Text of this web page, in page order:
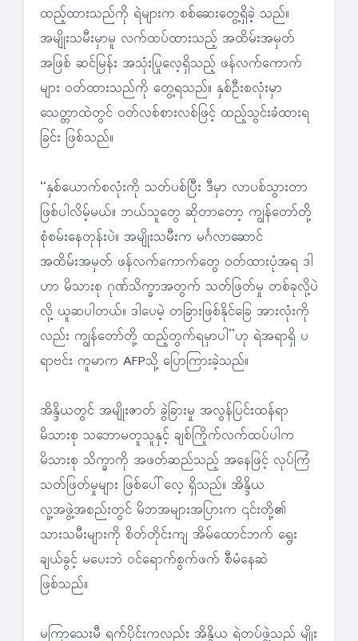
ထည့်ထားသည်ကို ရဲများက စစ်ဆေးတွေ့ရှိခဲ့ သည်။
အမျိုးသမီးမှာမူ လက်ထပ်ထားသည့် အထိမ်းအမှတ်
အဖြစ် ဆင်မြန်း အသုံးပြုလေ့ရှိသည့် ဖန်လက်ကောက်
များ ဝတ်ထားသည်ကို တွေ့ရသည်။ နှစ်ဦးစလုံးမှာ
သေတ္တာထဲတွင် ဝတ်လစ်စားလစ်ဖြင့် ထည့်သွင်းခံထားရ
ခြင်း ဖြစ်သည်။
“နှစ်ယောက်စလုံးကို သတ်ပစ်ပြီး ဒီမှာ လာပစ်သွားတာ
ဖြစ်ပါလိမ့်မယ်။ ဘယ်သူတွေ ဆိုတာတော့ ကျွန်တော်တို့
စုံစမ်းနေတုန်းပဲ။ အမျိုးသမီးက မင်္ဂလာဆောင်
အထိမ်းအမှတ် ဖန်လက်ကောက်တွေ ဝတ်ထားပုံအရ ဒါ
ဟာ မိသားစု ဂုဏ်သိက္ခာအတွက် သတ်ဖြတ်မှု တစ်ခုလို့ပဲ
လို့ ယူဆပါတယ်။ ဒါပေမဲ့ တခြားဖြစ်နိုင်ခြေ အားလုံးကို
လည်း ကျွန်တော်တို့ ထည့်တွက်ရမှာပါ”ဟု ရဲအရာရှိ ပ
ရာဗင်း ကူမာက AFPသို့ ပြောကြားခဲ့သည်။
အိန္ဒိယတွင် အမျိုးဇာတ် ခွဲခြားမှု အလွန်ပြင်းထန်ရာ
မိသားစု သဘောမတူသူနှင့် ချစ်ကြိုက်လက်ထပ်ပါက
မိသားစု သိက္ခာကို အဖတ်ဆည်သည့် အနေဖြင့် လုပ်ကြံ
သတ်ဖြတ်မှုများ ဖြစ်ပေါ်လေ့ ရှိသည်။ အိန္ဒိယ
လူ့အဖွဲ့အစည်းတွင် မိဘအများအပြားက ၎င်းတို့၏
သားသမီးများကို စိတ်တိုင်းကျ အိမ်ထောင်ဘက် ရွေး
ချယ်ခွင့် မပေးဘဲ ဝင်ရောက်စွက်ဖက် စီမံနေဆဲ
ဖြစ်သည်။
မကြာသေးမီ ရက်ပိုင်းကလည်း အိန္ဒိယ ရဲတပ်ဖွဲ့သည် မျိုး